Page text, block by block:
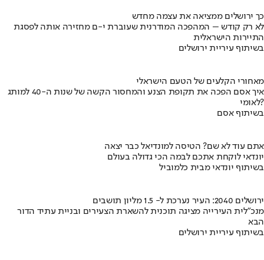
כך ירושלים ממציאה את עצמה מחדש
לא רק קודש – המהפכה המודרנית שעוברת י-ם מחזירה אותה לפסגת
התיירות הישראלית
בשיתוף עיריית ירושלים
מאחורי הקלעים של הטעם הישראלי
איך אסם הפכה את תקופת הצנע והמחסור הקשה של שנות ה-40 למותג
לאומי?
בשיתוף אסם
אתם עוד לא שם? הטיסה למונדיאל כבר יצאה
יונדאי לוקחת אתכם לבמה הכי גדולה בעולם
בשיתוף יונדאי מבית כלמוביל
ירושלים 2040: העיר נערכת ל- 1.5 מליון תושבים
מנכ"לית העירייה מציגה תוכנית להשארת הצעירים ובניית עתיד הדור
הבא
בשיתוף עיריית ירושלים